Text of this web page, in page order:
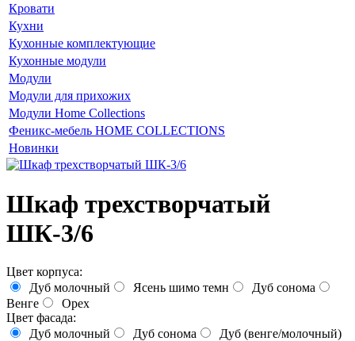
Кровати
Кухни
Кухонные комплектующие
Кухонные модули
Модули
Модули для прихожих
Модули Home Collections
Феникс-мебель HOME COLLECTIONS
Новинки
Шкаф трехстворчатый
ШК-3/6
Цвет корпуса:
Дуб молочный
Ясень шимо темн
Дуб сонома
Венге
Орех
Цвет фасада:
Дуб молочный
Дуб сонома
Дуб (венге/молочный)